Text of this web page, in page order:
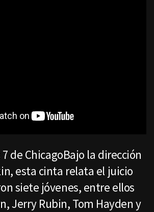
de ChicagoBajo la dirección
esta cinta relata el juicio
siete jóvenes, entre ellos
Jerry Rubin, Tom Hayden y